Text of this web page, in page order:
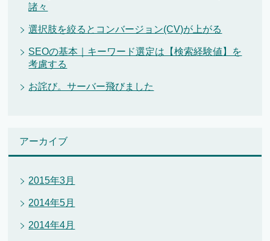
諸々
選択肢を絞るとコンバージョン(CV)が上がる
SEOの基本｜キーワード選定は【検索経験値】を
考慮する
お詫び。サーバー飛びました
アーカイブ
2015年3月
2014年5月
2014年4月